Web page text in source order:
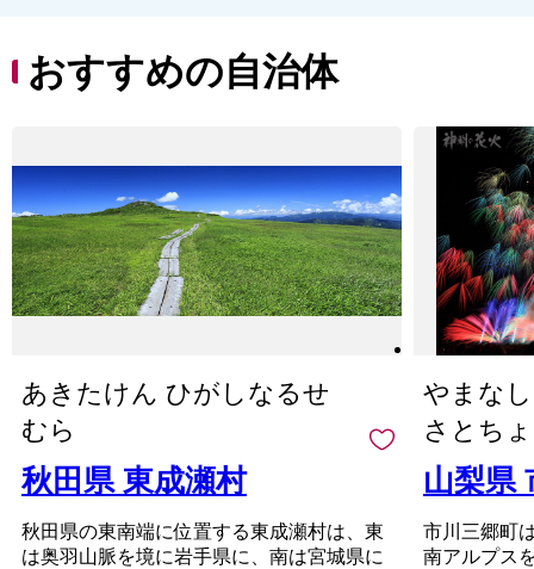
四季折々の陸前高田へ、ぜ
ひ一度お越しください。
がい者の雇用を！
岩手県陸前高田市ではふる
さと納税の返礼品の梱包を
障がい者の皆様に正式に委
託しております。
もしかすると、きちんと梱
包されているか心配される
り苦手な作業もあります
が、皆さんの高い集中力と
一つ一つの丁寧な作業には
頭が下がります。
また、ふるさと納税は市の
事業ということで自分達が
「市に役立つ仕事をしてい
□寄附金受領証明書につい
て
は、別々に発送しておりま
す。
寄附金受領証明書は、寄附
日から概ね２～３週間程度
で発送されます。
--------------------------------------
-------------------
□ワンストップ特例申請書
日本郵便株式会社葛西郵便
局私書箱第39号AT
岩手県宮古市ワンストップ
--------------------------------------
■寄付お申し込み後のお問
い合わせ先
国道4号など6本の幹線が町
を南北に走り、インターチ
町は、大きく分けて中央
部、東部、西部の各地域に
区分されます。
町の中央部は、国道4号沿
いの住宅地を除くと、平地
そして各種野菜が作られて
います。
東部ではリンゴやブドウ、
西部では西洋梨などのフル
ーツ栽培も盛んです。
た、「岩手銀行赤レンガ
館」をはじめとする大正か
の建物が中心市街地に点在
する、歩いて楽しめるまち
です。
おもてなしや市民のソウル
フードとして生まれた「わ
んこそば」、「盛岡冷
麺」、「盛岡じゃじゃ麺」
は盛岡三大麺として観光客
にも人気でお土産、返礼品
の定番商品です。また、日
本代表のトップアスリート
が使用したことで注目の
「南部鉄器」も盛岡市の特
産品です。さらに、お米や
りんごなどの農産物に日本
地酒も盛岡ブランド品に認
定されています。
おすすめの自治体
あきたけん ひがしなるせ
むら
秋田県 東成瀬村
秋田県の東南端に位置する東成瀬村は、東
は奥羽山脈を境に岩手県に、南は宮城県に
やまな
さとち
山梨県
市川三郷町
南アルプス